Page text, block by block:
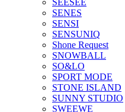
SENES
SENSI
SENSUNIQ
Shone Request
SNOWBALL
SO&LO
SPORT MODE
STONE ISLAND
SUNNY STUDIO
SWEEWE